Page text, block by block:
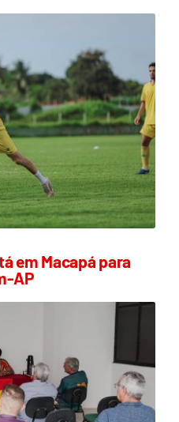
em Macapá para
AP